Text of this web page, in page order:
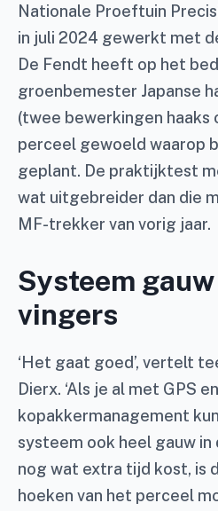
Nationale Proeftuin
in juli 2024 gewerkt met
De Fendt heeft op het
groenbemester Japanse
(twee bewerkingen haaks
perceel gewoeld waarop
geplant. De praktijktest
wat uitgebreider dan die
MF-trekker van vorig jaar.
Systeem
vingers
‘Het gaat goed’, vertelt
Dierx. ‘Als je al met GPS en
kopakkermanagement
systeem ook heel gauw in
nog wat extra tijd kost, is
hoeken van het perceel